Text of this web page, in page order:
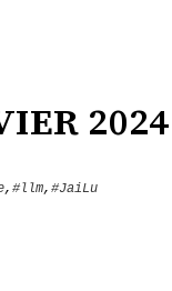
2024
, #llm, #JaiLu